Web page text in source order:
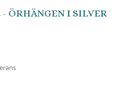
ÖRHÄNGEN I SILVER